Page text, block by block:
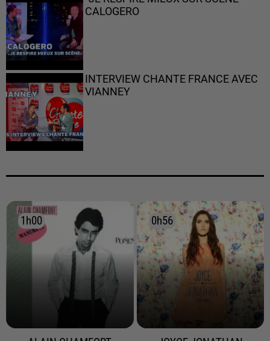
CALOGERO
INTERVIEW CHANTE FRANCE AVEC
VIANNEY
1h00
1h00 0h56
0h56